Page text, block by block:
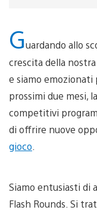
Guardando allo
crescita della
e siamo
prossimi due mesi,
competitivi
di offrire nuove
gioco
Siamo entusiasti
Flash Rounds. Si